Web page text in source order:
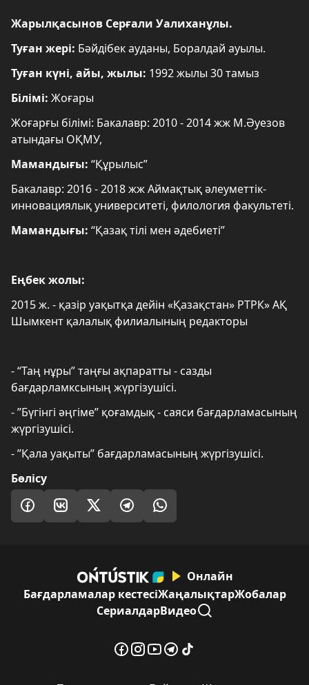
Жарылқасынов Серғали Уалиханұлы.
Туған жері: Бәйдібек ауданы, Боралдай ауылы.
Туған күні, айы, жылы: 1992 жылы 30 тамыз
Білімі: Жоғары
Жоғарғы білімі: Бакалавр: 2010 - 2014 жж М.Әуезов
атындағы ОҚМУ,
Мамандығы: “Құрылыс”
Бакалавр: 2016 - 2018 жж Аймақтық әлеуметтік-
инновациялық университеті, филология факультеті.
Мамандығы: “Қазақ тілі мен әдебиеті”
Еңбек жолы:
2015 ж. - қазір уақытқа дейін «Қазақстан» РТРК» АҚ
Шымкент қалалық филиалының редакторы
- “Таң нұры” таңғы ақпаратты - сазды
бағдарламксының жүргізушісі.
- ⁠”Бүгінгі әңгіме” қоғамдық - саяси бағдарламасының
жүргізушісі.
- ⁠”Қала уақыты” бағдарламасының жүргізушісі.
Бөлісу
Онлайн
Бағдарламалар кестесіЖаңалықтарЖобалар
СериалдарВидео